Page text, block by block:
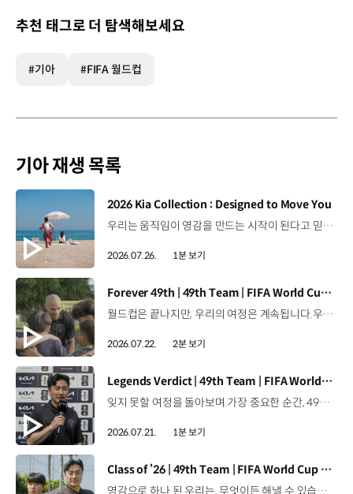
추천 태그로 더 탐색해보세요
#기아 #FIFA 월드컵
기아 재생 목록
[동영상]
2026 Kia Collection : Designed to Move You
우리는 움직임이 영감을 만드는 시작이 된다고 믿습니다. 기아만의 Movement로 당신의 일상에 영감을 더해줄 2026 Kia Collection을 만나보세요. Designed to move you. Kia Collection 자세히 보기 ▶ #Kia #기아 #KiaCollection #기아컬렉션 #Designedtomoveyou #lifestyle
2026.07.26. 1분 보기
[동영상]
Forever 49th | 49th Team | FIFA World Cup 2026™
월드컵은 끝나지만, 우리의 여정은 계속됩니다.우리는 영원한 49번째 팀입니다. 자세히 보기 ▶ #Kia #InspirationConnectsUsAll #49thTeam #OMBC #FIFAWorldCup2026 유튜브 쇼츠 보기 >
2026.07.22. 2분 보기
[동영상]
Legends Verdict | 49th Team | FIFA World Cup 2026™
잊지 못할 여정을 돌아보며.가장 중요한 순간, 49번째 팀이 공을 건네며 완벽하게 임무를 해낸 그 순간을 함께 돌아봅니다. 자세히 보기 ▶ #Kia #InspirationConnectsUsAll #49thTeam #OMBC #FIFAWorldCup2026 유튜브 쇼츠 보기 >
2026.07.21. 1분 보기
[동영상]
Class of ’26 | 49th Team | FIFA World Cup 2026™
영감으로 하나 된 우리는, 무엇이든 해낼 수 있습니다.세계 곳곳에서 모인 2026년의 주인공들이 FIFA 월드컵™ 오피셜 매치볼 캐리어로 꿈의 무대에 섰습니다. 자세히 보기 ▶ #Kia #InspirationConnectsUsAll #49thTeam #OMBC #FIFAWorldCup2026 유튜브 쇼츠 보기 >